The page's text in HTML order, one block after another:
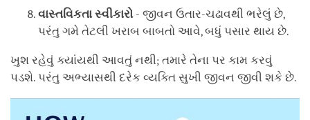
વાસ્તવિકતા સ્વીકારો- જીવન ઉતાર-ચઢાવથી ભરેલું છે,
પરંતુ ગમે તેટલી ખરાબ બાબતો આવે, બધું પસાર થાય છે.
ખુશ રહેવું ક્યાંયથી આવતું નથી; તમારે તેના પર કામ કરવું
પડશે. પરંતુ અભ્યાસથી દરેક વ્યક્તિ સુખી જીવન જીવી શકે છે.